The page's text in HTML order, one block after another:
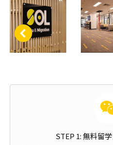
STEP 1: 無料留